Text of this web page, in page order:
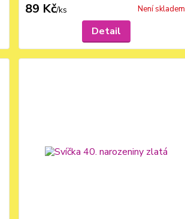
89 Kč/ks Není skladem
Detail